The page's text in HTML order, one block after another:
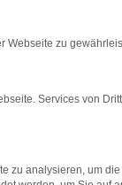
Webseite zu
Services von
zu analysieren, um